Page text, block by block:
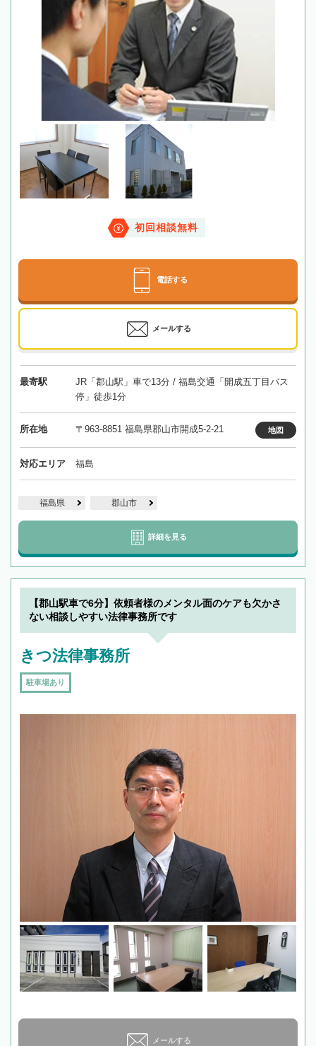
初回相談無料
電話する
メールする
最寄駅
JR「郡山駅」車で13分 / 福島交通「開成五丁目バス
停」徒歩1分
所在地 〒963-8851 福島県郡山市開成5-2-21 地図
対応エリア 福島
福島県 郡山市
詳細を見る
【郡山駅車で6分】依頼者様のメンタル面のケアも欠かさ
ない相談しやすい法律事務所です
きつ法律事務所
駐車場あり
メールする